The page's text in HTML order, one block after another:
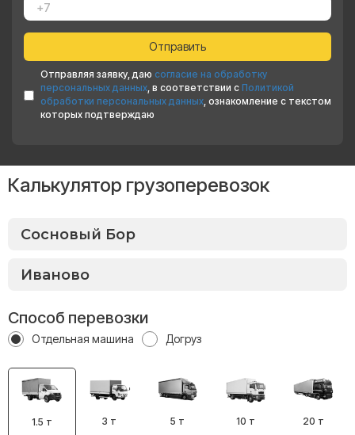
Отправляя заявку, даю согласие на обработку
персональных данных, в соответствии с Политикой
обработки персональных данных, ознакомление с текстом
которых подтверждаю
Калькулятор грузоперевозок
Способ перевозки
Отдельная машина Догруз
1.5 т 3 т 5 т 10 т 20 т